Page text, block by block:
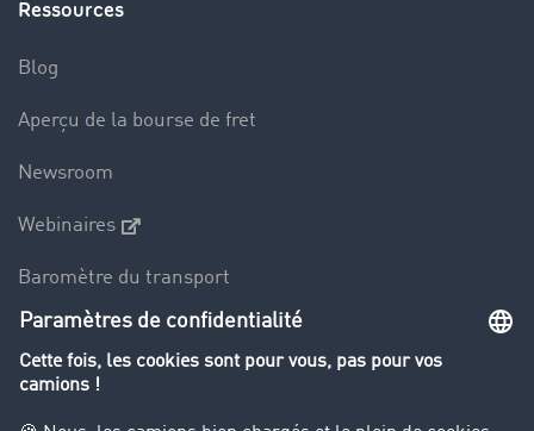
Ressources
Blog
Aperçu de la bourse de fret
Newsroom
Webinaires
Baromètre du transport
Le dictionnaire du transport
Interdiction de circulation des poids lourds